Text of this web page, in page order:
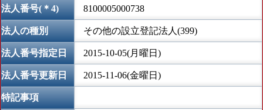
法人番号(＊4) 8100005000738
法人の種別 その他の設立登記法人(399)
法人番号指定日 2015-10-05(月曜日)
法人番号更新日 2015-11-06(金曜日)
特記事項